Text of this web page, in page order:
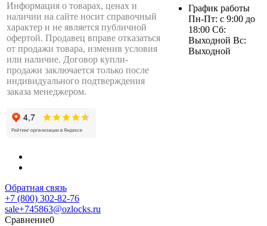
Информация о товарах, ценах и
наличии на сайте носит справочный
характер и не является публичной
офертой. Продавец вправе отказаться
от продажи товара, изменив условия
или наличие. Договор купли-
продажи заключается только после
индивидуального подтверждения
заказа менеджером.
График работы
Пн-Пт: с 9:00 до
18:00 Сб:
Выходной Вс:
Выходной
Обратная связь
+7 (800) 302-82-76
sale+745863@ozlocks.ru
Сравнение0